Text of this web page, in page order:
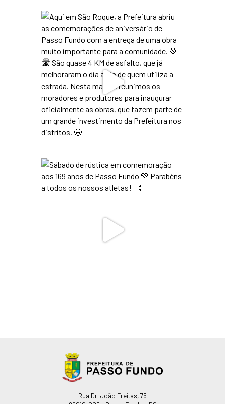
Endereço
Rua Dr. João Freitas, 75